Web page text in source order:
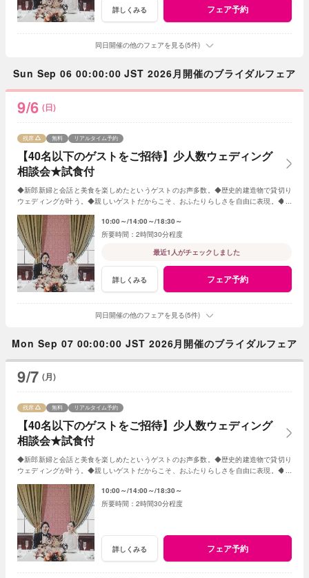
詳しくみる フェア予約
同日開催の他のフェアを見る(5件)
Sun Sep 06 00:00:00 JST 2026月開催のブライダルフェア
9/6 (日)
【40名以下のゲストをご招待】少人数ウェディング
相談会★試食付
残席 無料 リアルタイム予約
◆新郎新婦と会話と美食を楽しめたというゲストのお声多数。◆歴史的建造物で貸切り
ウェディングが叶う。◆親しいゲストだからこそ、おふたりらしさを自由に表現。◆お
10:00～ 14:00～ 18:30～
2時間30分程度
最近1人がチェックしました
詳しくみる フェア予約
同日開催の他のフェアを見る(5件)
Mon Sep 07 00:00:00 JST 2026月開催のブライダルフェア
9/7 (月)
【40名以下のゲストをご招待】少人数ウェディング
相談会★試食付
残席 無料 リアルタイム予約
◆新郎新婦と会話と美食を楽しめたというゲストのお声多数。◆歴史的建造物で貸切り
ウェディングが叶う。◆親しいゲストだからこそ、おふたりらしさを自由に表現。◆お
10:00～ 14:00～ 18:30～
2時間30分程度
詳しくみる フェア予約